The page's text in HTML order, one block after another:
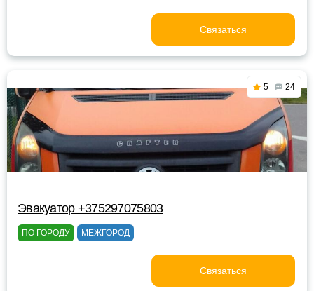
Связаться
5 24
Эвакуатор +375297075803
ПО ГОРОДУ МЕЖГОРОД
Связаться